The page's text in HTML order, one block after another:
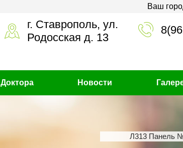
Ваш
г. Ставрополь, ул.
Родосская д. 13
Доктора Новости
Л313 Панель